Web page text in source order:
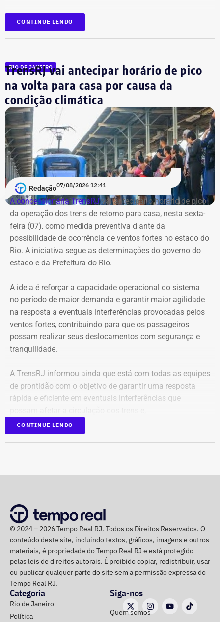
CONTINUE LENDO
RIO DE JANEIRO
TrensRJ vai antecipar horário de pico
na volta para casa por causa da
condição climática
Redação07/08/2026 12:41
A concessionária TrensRJvai antecipar o horário de pico
da operação dos trens de retorno para casa, nesta sexta-
feira (07), como medida preventiva diante da
possibilidade de ocorrência de ventos fortes no estado do
Rio. A iniciativa segue as determinações do governo do
estado e da Prefeitura do Rio.
A ideia é reforçar a capacidade operacional do sistema
no período de maior demanda e garantir maior agilidade
na resposta a eventuais interferências provocadas pelos
ventos fortes, contribuindo para que os passageiros
possam realizar seus deslocamentos com segurança e
tranquilidade.
A TrensRJ informou ainda que está com todas as equipes
de prontidão com o objetivo de garantir uma resposta
rápida e eficiente em eventuais interferências que
consequentemente, a mobilidade dos passageiros.
pelo forte vento estão a queda de galhos e árvores
localizadas nas calçadas, mas que podem atingir a rede e
demais estruturas ferroviárias.
Caso seja necessário, a concessionária pode estender o
horário de funcionamento dos trens, de forma a contribuir
para que os passageiros possam retornar para suas
casas com segurança. Além disso, a orientação é que os
passageiros acompanhem os canais oficiais da TrensRJ
e, em caso de alterações na circulação, sigam as
CONTINUE LENDO
© 2024 – 2026 Tempo Real RJ. Todos os Direitos Reservados. O
conteúdo deste site, incluindo textos, gráficos, imagens e outros
materiais, é propriedade do Tempo Real RJ e está protegido
pelas leis de direitos autorais. É proibido copiar, redistribuir, usar
ou publicar qualquer parte do site sem a permissão expressa do
Tempo Real RJ.
Categoria
Rio de Janeiro
Política
Siga-nos
Quem somos